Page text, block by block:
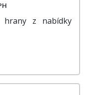
hrany z nabídky